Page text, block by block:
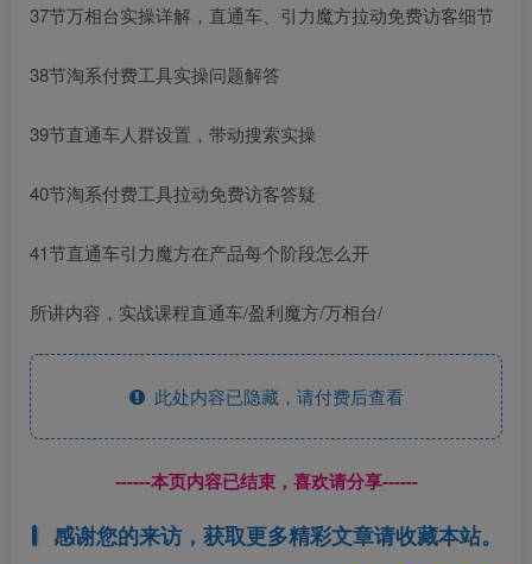
37节万相台实操详解，直通车、引力魔方拉动免费访客细节
38节淘系付费工具实操问题解答
39节直通车人群设置，带动搜索实操
40节淘系付费工具拉动免费访客答疑
41节直通车引力魔方在产品每个阶段怎么开
所讲内容，实战课程直通车/盈利魔方/万相台/
此处内容已隐藏，请付费后查看
------本页内容已结束，喜欢请分享------
感谢您的来访，获取更多精彩文章请收藏本站。